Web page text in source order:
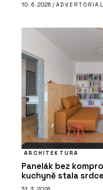
10. 6. 2026 / ADVERTORIAL
ARCHITEKTURA
Panelák bez
kuchyně stala